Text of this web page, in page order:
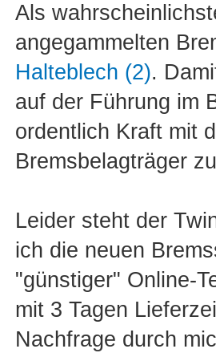
Als
angegammelten
Halteblech (2).
auf der Führung im
ordentlich Kraft mit
Bremsbelagträger
Leider steht der
ich die neuen
"günstiger" Online-
mit 3 Tagen
Nachfrage durch